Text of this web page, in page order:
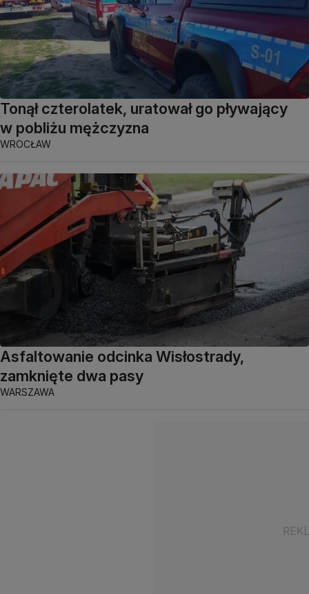
Tonął czterolatek, uratował go pływający
w pobliżu mężczyzna
WROCŁAW
Asfaltowanie odcinka Wisłostrady,
zamknięte dwa pasy
WARSZAWA